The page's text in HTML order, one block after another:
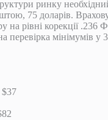
ринку
75 доларів.
на рівні корекції .236
перевірка мінімумів у